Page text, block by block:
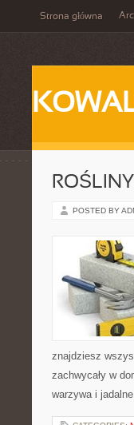
Strona główna
POSTED BY
znajdziesz
zachwycały w
warzywa i